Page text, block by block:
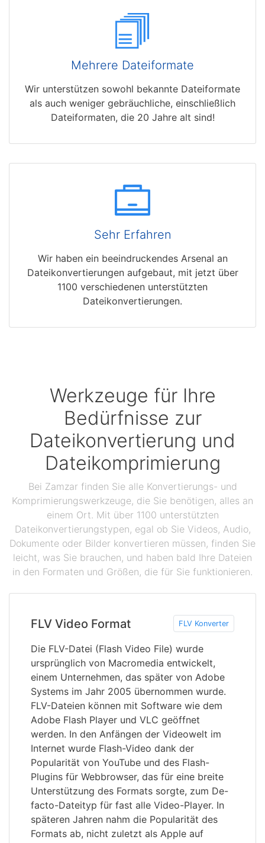
Mehrere Dateiformate
Wir unterstützen sowohl bekannte Dateiformate
als auch weniger gebräuchliche, einschließlich
Dateiformaten, die 20 Jahre alt sind!
Sehr Erfahren
Wir haben ein beeindruckendes Arsenal an
Dateikonvertierungen aufgebaut, mit jetzt über
1100 verschiedenen unterstützten
Dateikonvertierungen.
Werkzeuge für Ihre
Bedürfnisse zur
Dateikonvertierung und
Dateikomprimierung
Bei Zamzar finden Sie alle Konvertierungs- und
Komprimierungswerkzeuge, die Sie benötigen, alles an
einem Ort. Mit über 1100 unterstützten
Dateikonvertierungstypen, egal ob Sie Videos, Audio,
Dokumente oder Bilder konvertieren müssen, finden Sie
leicht, was Sie brauchen, und haben bald Ihre Dateien
in den Formaten und Größen, die für Sie funktionieren.
FLV Video Format FLV Konverter
Die FLV-Datei (Flash Video File) wurde
ursprünglich von Macromedia entwickelt,
einem Unternehmen, das später von Adobe
Systems im Jahr 2005 übernommen wurde.
FLV-Dateien können mit Software wie dem
Adobe Flash Player und VLC geöffnet
werden. In den Anfängen der Videowelt im
Internet wurde Flash-Video dank der
Popularität von YouTube und des Flash-
Plugins für Webbrowser, das für eine breite
Unterstützung des Formats sorgte, zum De-
facto-Dateityp für fast alle Video-Player. In
späteren Jahren nahm die Popularität des
Formats ab, nicht zuletzt als Apple auf